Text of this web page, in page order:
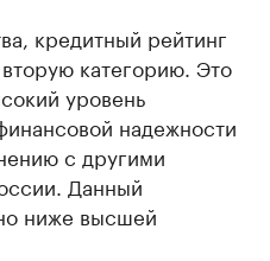
кредитный рейтинг
категорию. Это
уровень
надежности
с другими
Данный
ниже высшей